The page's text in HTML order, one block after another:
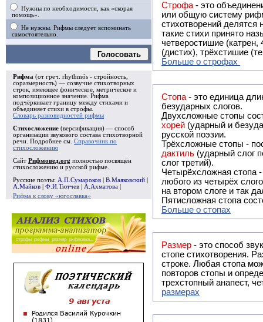
Нужны по необходимости, как «скорая
помощь».
Не нужны. Рифмы следует вспоминать
самостоятельно.
Голосовать
Рифма (от греч. rhythmós - стройность,
соразмерность) — созвучие стихотворных
строк, имеющее фоническое, метрическое и
композиционное значение. Рифма
подчёркивает границу между стихами и
объединяет стихи в строфы
Словарь разновидностей рифмы
Стихосложение (версификация) — способ
организации звукового состава стихотворной
речи. Подробнее см. Справочник по
стихосложению
Сайт Рифмовед.org полностью посвящён
стихосложению и русской рифме.
Русские поэты: А.П.Сумароков В.Маяковский
А.Майков
Ф.И.Тютчев А.Ахматова
Рифма к слову «югославка»
Строфа - это объединение двух
или общую систему рифм, и регулярно или периодически
стихотворений делятся на строфы и т.о. являются строфическими.
такие стихи принято называть астрофическими. Самая популярная строфа в русской поэзии -
четверостишие
(дистих), трёхстишие
Больше о строфах
Стопа - это единица
безударных слогов.
Двухсложные стопы
хорей (ударный и
русской поэзии.
Трёхсложные стопы -
дактиль (ударный слог
слог третий).
Четырёхсложная стопа
любого из четырёх
на втором слоге и так
Пятисложная стопа
Больше о стопах
Размер - это способ
стопе стихотворения.
строке. Любая стопа
повторов стопы и
трехстопный анапест,
размерах